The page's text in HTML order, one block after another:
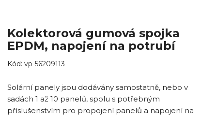
Kolektorová gumová spojka
EPDM, napojení na potrubí
Kód: vp-56209113
Solární panely jsou dodávány samostatně, nebo v
sadách 1 až 10 panelů, spolu s potřebným
příslušenstvím pro propojení panelů a napojení na